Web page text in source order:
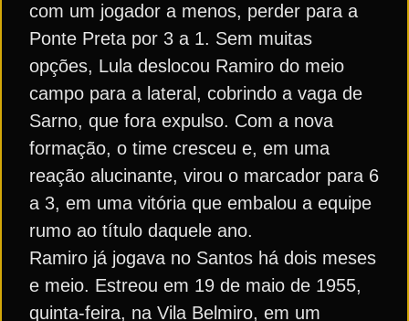
com um jogador a menos, perder para a
Ponte Preta por 3 a 1. Sem muitas
opções, Lula deslocou Ramiro do meio
campo para a lateral, cobrindo a vaga de
Sarno, que fora expulso. Com a nova
formação, o time cresceu e, em uma
reação alucinante, virou o marcador para 6
a 3, em uma vitória que embalou a equipe
rumo ao título daquele ano.
Ramiro já jogava no Santos há dois meses
e meio. Estreou em 19 de maio de 1955,
quinta-feira, na Vila Belmiro, em um